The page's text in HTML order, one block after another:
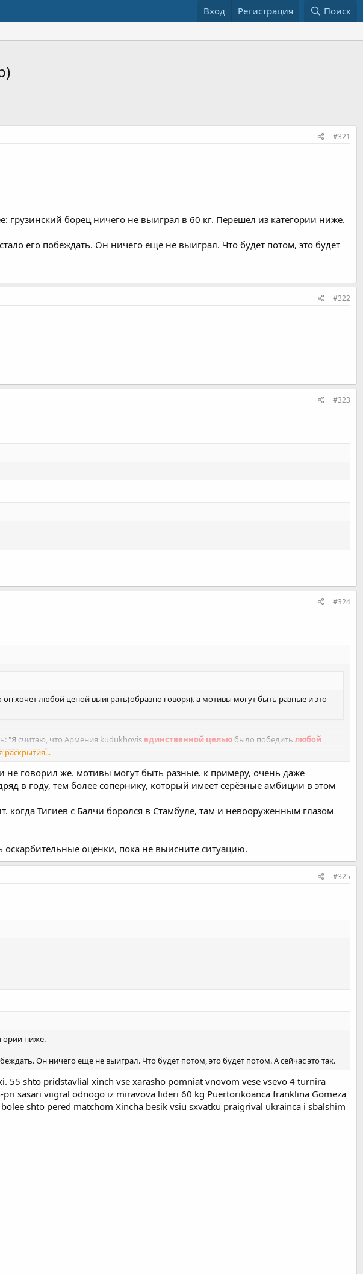
Вход Регистрация Поиск
#321
борец ничего не выиграл в 60 кг. Перешел из категории ниже.
его побеждать. Он ничего еще не выиграл. Что будет потом, это будет
#322
#323
#324
хочет любой ценой выиграть(образно говоря). а мотивы могут быть разные и это
раскрытия...
"Я считаю, что Армения kudukhovisединственной целью было победить любой
мира. ".
раскрытия...
не говорил же. мотивы могут быть разные. к примеру, очень даже
в году, тем более сопернику, который имеет серёзные амбиции в этом
когда Тигиев с Балчи боролся в Стамбуле, там и невооружённым глазом
оценки, пока не выисните ситуацию.
#325
ниже.
Он ничего еще не выиграл. Что будет потом, это будет потом. А сейчас это так.
55 shto pridstavlial xinch vse xarasho pomniat vnovom vese vsevo 4 turnira
sasari viigral odnogo iz miravova lideri 60 kg Puertorikoanca franklina Gomeza
shto pered matchom Xincha besik vsiu sxvatku praigrival ukrainca i sbalshim